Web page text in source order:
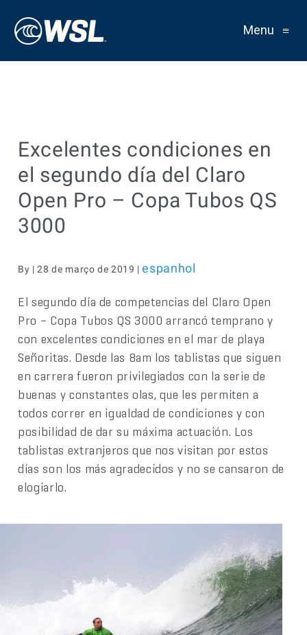
Menu ≡
Excelentes condiciones en
el segundo día del Claro
Open Pro – Copa Tubos QS
3000
By | 28 de março de 2019 |espanhol
El segundo día de competencias del Claro Open
Pro – Copa Tubos QS 3000 arrancó temprano y
con excelentes condiciones en el mar de playa
Señoritas. Desde las 8am los tablistas que siguen
en carrera fueron privilegiados con la serie de
buenas y constantes olas, que les permiten a
todos correr en igualdad de condiciones y con
posibilidad de dar su máxima actuación. Los
tablistas extranjeros que nos visitan por estos
días son los más agradecidos y no se cansaron de
elogiarlo.